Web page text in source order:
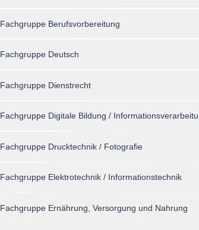
Fachgruppe Berufsvorbereitung
Fachgruppe Deutsch
Fachgruppe Dienstrecht
Fachgruppe Digitale Bildung /
Fachgruppe Drucktechnik / Fotografie
Fachgruppe Elektrotechnik / Informationstechnik
Fachgruppe Ernährung, Versorgung und Nahrung